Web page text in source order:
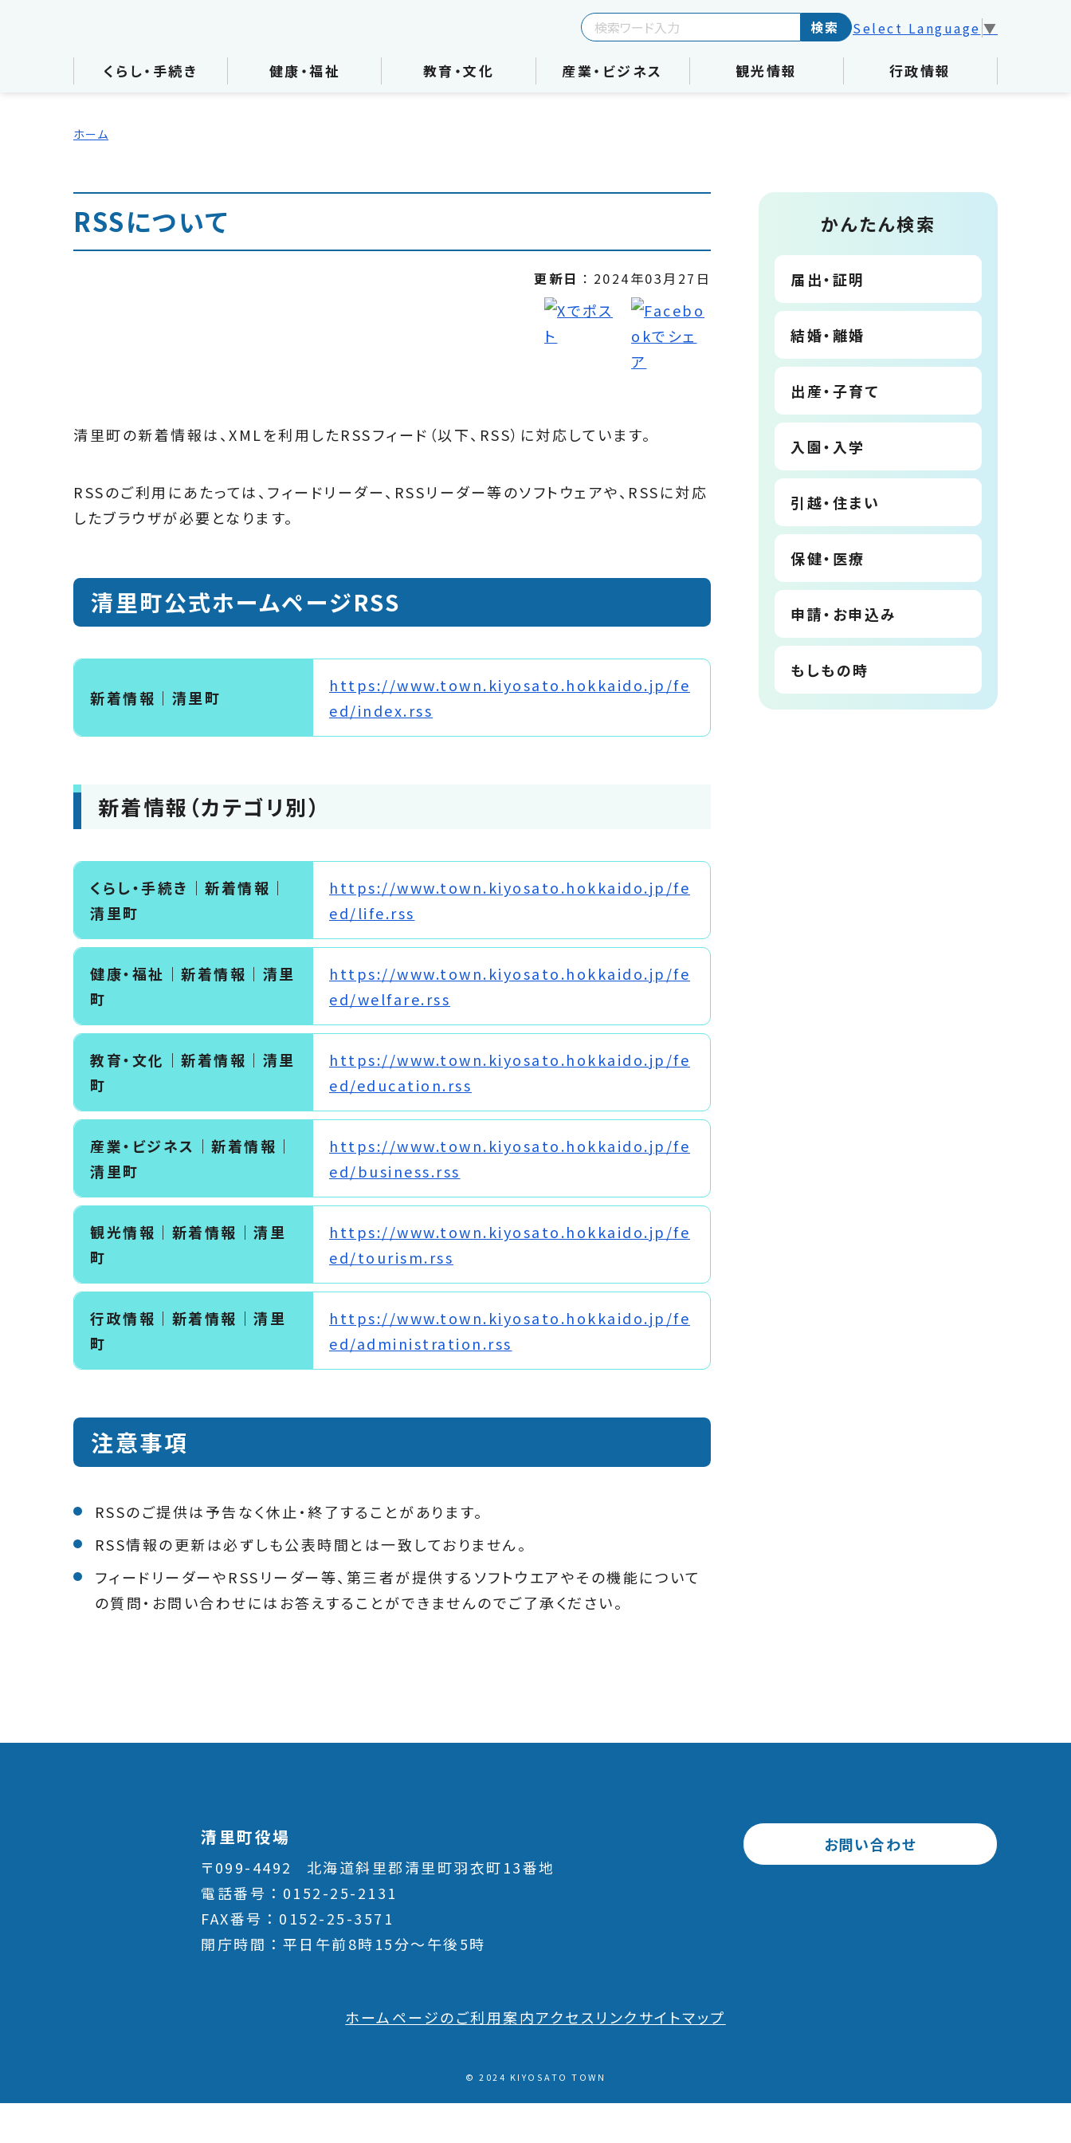
くらし・手続き 健康・福祉 教育・文化 産業・ビジネス 観光情報 行政情報
検索 Select Language ▼
ホーム
RSSについて
更新日 2024年03月27日
清里町の新着情報は、XMLを利用したRSSフィード（以下、RSS）に対応しています。
RSSのご利用にあたっては、フィードリーダー、RSSリーダー等のソフトウェアや、RSSに対応
したブラウザが必要となります。
清里町公式ホームページRSS
新着情報｜清里町
https://www.town.kiyosato.hokkaido.jp/fe
ed/index.rss
新着情報（カテゴリ別）
くらし・手続き｜新着情報｜
清里町
https://www.town.kiyosato.hokkaido.jp/fe
ed/life.rss
健康・福祉｜新着情報｜清里
町
https://www.town.kiyosato.hokkaido.jp/fe
ed/welfare.rss
教育・文化｜新着情報｜清里
町
https://www.town.kiyosato.hokkaido.jp/fe
ed/education.rss
産業・ビジネス｜新着情報｜
清里町
https://www.town.kiyosato.hokkaido.jp/fe
ed/business.rss
観光情報｜新着情報｜清里
町
https://www.town.kiyosato.hokkaido.jp/fe
ed/tourism.rss
行政情報｜新着情報｜清里
町
https://www.town.kiyosato.hokkaido.jp/fe
ed/administration.rss
注意事項
RSSのご提供は予告なく休止・終了することがあります。
RSS情報の更新は必ずしも公表時間とは一致しておりません。
フィードリーダーやRSSリーダー等、第三者が提供するソフトウエアやその機能について
の質問・お問い合わせにはお答えすることができませんのでご了承ください。
かんたん検索
届出・証明
結婚・離婚
出産・子育て
入園・入学
引越・住まい
保健・医療
申請・お申込み
もしもの時
清里町役場
〒099-4492
北海道斜里郡清里町羽衣町13番地
電話番号
0152-25-2131
FAX番号
0152-25-3571
開庁時間
平日午前8時15分～午後5時
お問い合わせ
ホームページのご利用案内アクセス リンクサイトマップ
© 2024 KIYOSATO TOWN